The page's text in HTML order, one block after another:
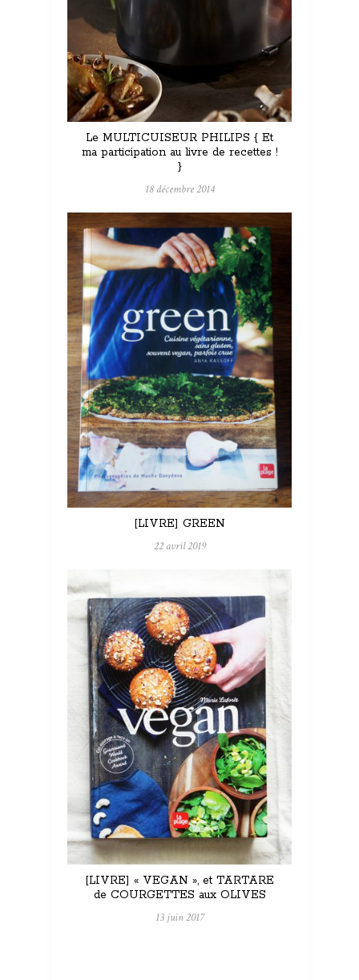
Le MULTICUISEUR PHILIPS { Et
ma participation au livre de recettes !
}
18 décembre 2014
[LIVRE] GREEN
22 avril 2019
[LIVRE] « VEGAN », et TARTARE
de COURGETTES aux OLIVES
13 juin 2017